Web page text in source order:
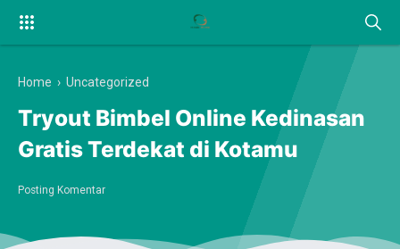
Home › Uncategorized
Tryout Bimbel Online Kedinasan
Gratis Terdekat di Kotamu
Posting Komentar